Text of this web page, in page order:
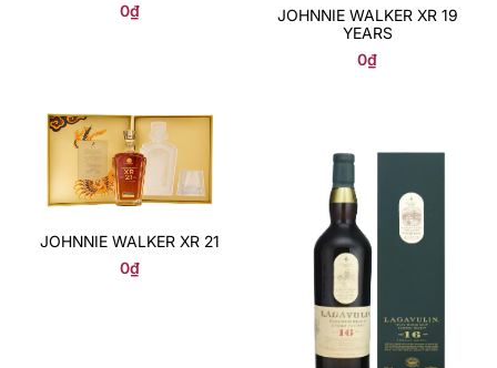
0₫
JOHNNIE WALKER XR 19
YEARS
0₫
JOHNNIE WALKER XR 21
0₫